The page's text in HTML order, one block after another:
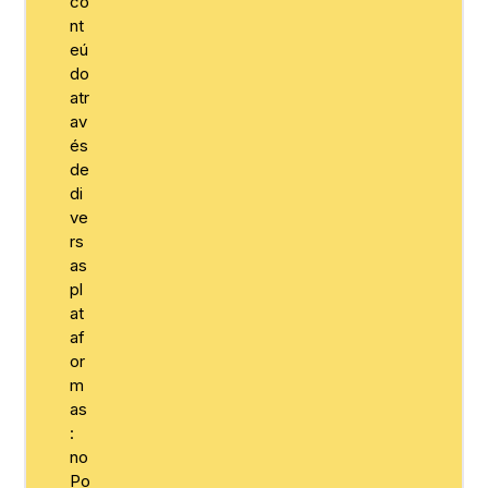
nt
eú
do
atr
av
és
de
di
ve
rs
as
pl
at
af
or
m
as
:
no
Po